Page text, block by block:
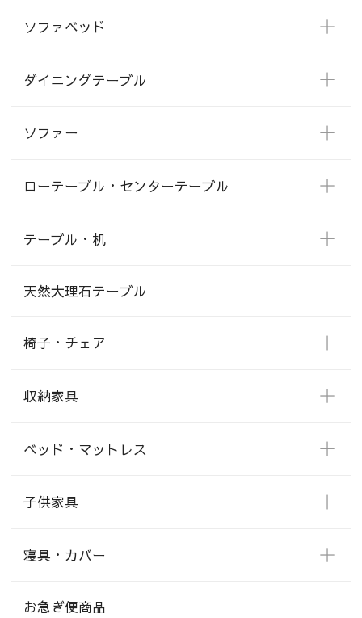
ソファベッド
ダイニングテーブル
ソファー
ローテーブル・センターテーブル
テーブル・机
天然大理石テーブル
椅子・チェア
収納家具
ベッド・マットレス
子供家具
寝具・カバー
お急ぎ便商品